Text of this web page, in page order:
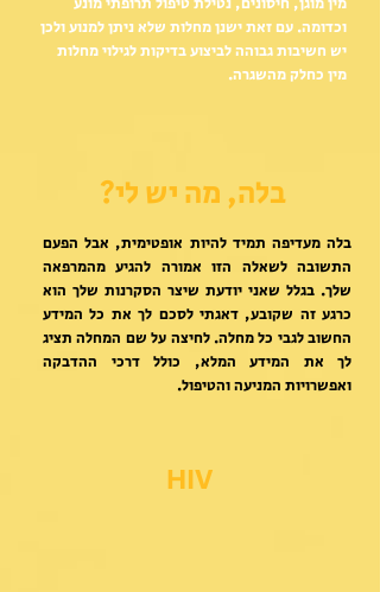
וכדומה. עם זאת ישנן מחלות שלא ניתן למנוע ולכן
יש חשיבות גבוהה לביצוע בדיקות לגילוי מחלות
מין כחלק מהשגרה.
בלה, מה יש לי?
בלה מעדיפה תמיד להיות אופטימית, אבל הפעם
התשובה לשאלה הזו אמורה להגיע מהמרפאה
שלך. בגלל שאני יודעת שיצר הסקרנות שלך הוא
כרגע זה שקובע, דאגתי לסכם לך את כל המידע
החשוב לגבי כל מחלה. לחיצה על שם המחלה תציג
לך את המידע המלא, כולל דרכי ההדבקה
ואפשרויות המניעה והטיפול.
HIV